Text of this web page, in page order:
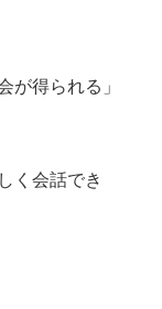
が得られる」
く会話でき